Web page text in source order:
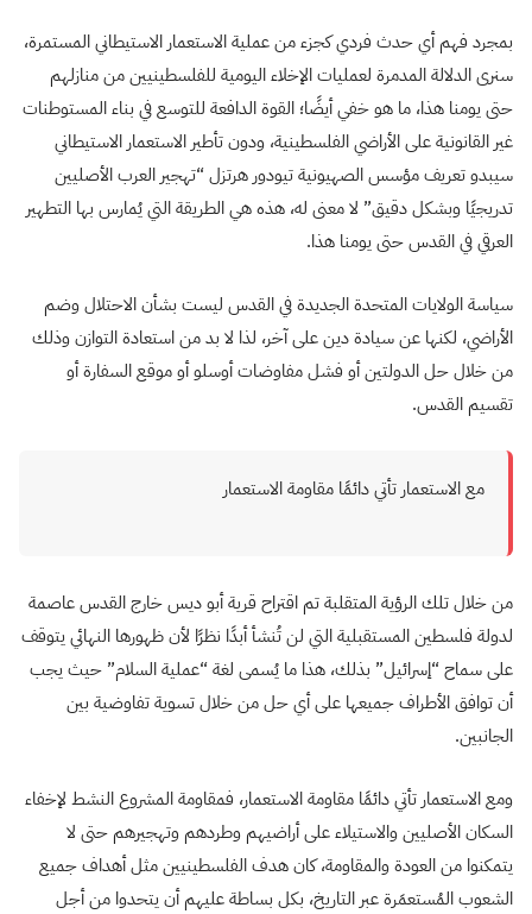
بمجرد فهم أي حدث فردي كجزء من عملية الاستعمار الاستيطاني المستمرة،
سنرى الدلالة المدمرة لعمليات الإخلاء اليومية للفلسطينيين من منازلهم
حتى يومنا هذا، ما هو خفي أيضًا؛ القوة الدافعة للتوسع في بناء المستوطنات
غير القانونية على الأراضي الفلسطينية، ودون تأطير الاستعمار الاستيطاني
سيبدو تعريف مؤسس الصهيونية تيودور هرتزل “تهجير العرب الأصليين
تدريجيًا وبشكل دقيق” لا معنى له، هذه هي الطريقة التي يُمارس بها التطهير
العرقي في القدس حتى يومنا هذا.
سياسة الولايات المتحدة الجديدة في القدس ليست بشأن الاحتلال وضم
الأراضي، لكنها عن سيادة دين على آخر، لذا لا بد من استعادة التوازن وذلك
من خلال حل الدولتين أو فشل مفاوضات أوسلو أو موقع السفارة أو
تقسيم القدس.
مع الاستعمار تأتي دائمًا مقاومة الاستعمار
من خلال تلك الرؤية المتقلبة تم اقتراح قرية أبو ديس خارج القدس عاصمة
لدولة فلسطين المستقبلية التي لن تُنشأ أبدًا نظرًا لأن ظهورها النهائي يتوقف
على سماح “إسرائيل” بذلك، هذا ما يُسمى لغة “عملية السلام” حيث يجب
أن توافق الأطراف جميعها على أي حل من خلال تسوية تفاوضية بين
الجانبين.
ومع الاستعمار تأتي دائمًا مقاومة الاستعمار، فمقاومة المشروع النشط لإخفاء
السكان الأصليين والاستيلاء على أراضيهم وطردهم وتهجيرهم حتى لا
يتمكنوا من العودة والمقاومة، كان هدف الفلسطينيين مثل أهداف جميع
الشعوب المُستعمَرة عبر التاريخ، بكل بساطة عليهم أن يتحدوا من أجل